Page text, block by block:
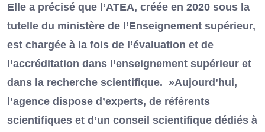
Elle a précisé que l’ATEA, créée en 2020 sous la
tutelle du ministère de l’Enseignement supérieur,
est chargée à la fois de l’évaluation et de
l’accréditation dans l’enseignement supérieur et
dans la recherche scientifique. »Aujourd’hui,
l’agence dispose d’experts, de référents
scientifiques et d’un conseil scientifique dédiés à